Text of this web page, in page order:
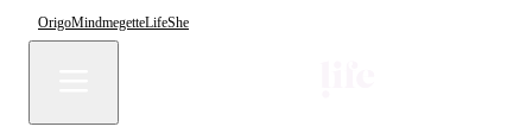
OrigoMindmegetteLifeShe